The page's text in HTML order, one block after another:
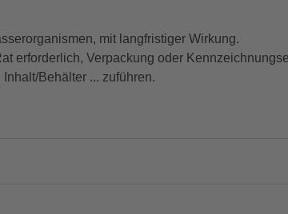
mit langfristiger Wirkung.
erforderlich, Verpackung oder
Behälter ... zuführen.